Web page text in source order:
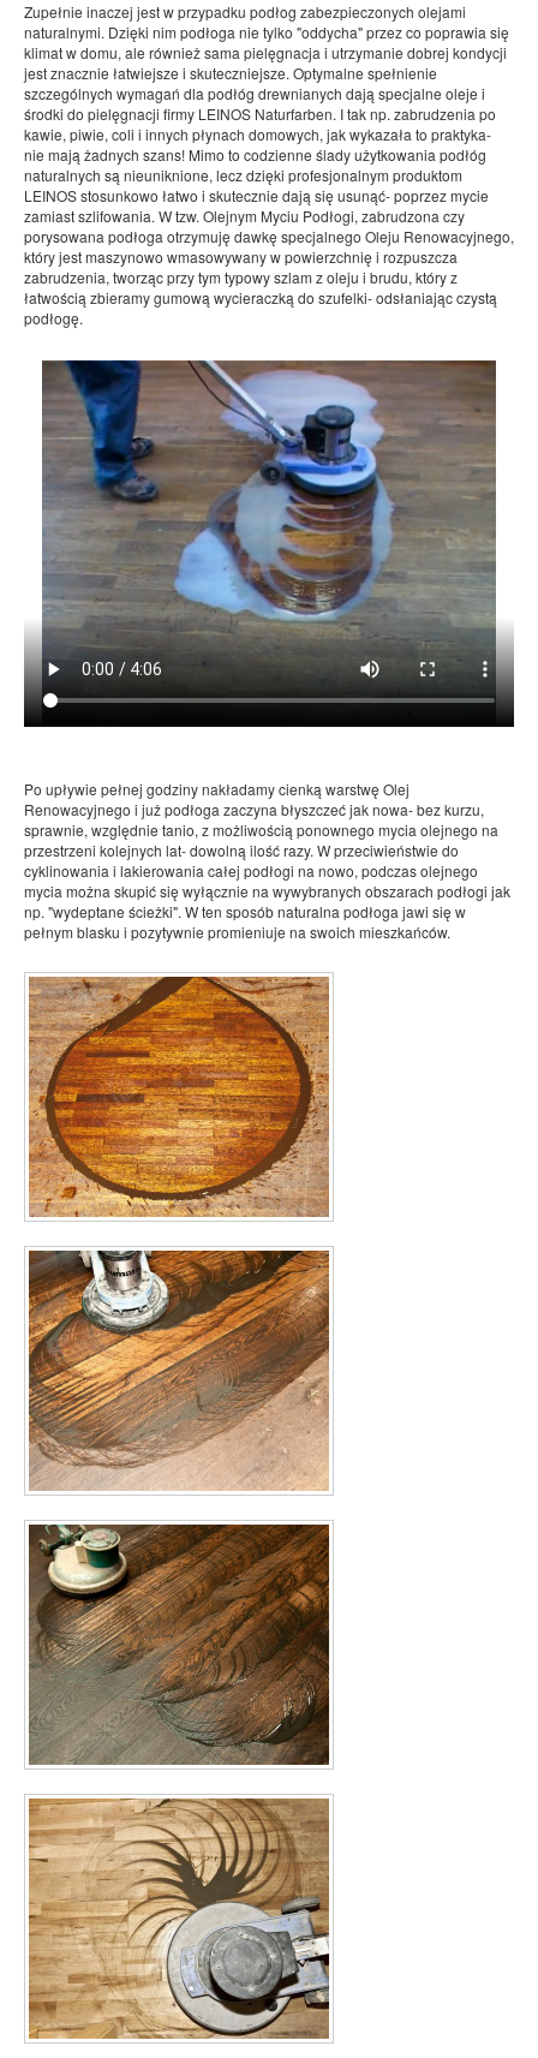
Zupełnie inaczej jest w przypadku podłog zabezpieczonych olejami
naturalnymi. Dzięki nim podłoga nie tylko "oddycha" przez co poprawia się
klimat w domu, ale również sama pielęgnacja i utrzymanie dobrej kondycji
jest znacznie łatwiejsze i skuteczniejsze. Optymalne spełnienie
szczególnych wymagań dla podłóg drewnianych dają specjalne oleje i
środki do pielęgnacji firmy LEINOS Naturfarben. I tak np. zabrudzenia po
kawie, piwie, coli i innych płynach domowych, jak wykazała to praktyka-
nie mają żadnych szans! Mimo to codzienne ślady użytkowania podłóg
naturalnych są nieuniknione, lecz dzięki profesjonalnym produktom
LEINOS stosunkowo łatwo i skutecznie dają się usunąć- poprzez mycie
zamiast szlifowania. W tzw. Olejnym Myciu Podłogi, zabrudzona czy
porysowana podłoga otrzymuję dawkę specjalnego Oleju Renowacyjnego,
który jest maszynowo wmasowywany w powierzchnię i rozpuszcza
zabrudzenia, tworząc przy tym typowy szlam z oleju i brudu, który z
łatwością zbieramy gumową wycieraczką do szufelki- odsłaniając czystą
podłogę.
Po upływie pełnej godziny nakładamy cienką warstwę Olej
Renowacyjnego i już podłoga zaczyna błyszczeć jak nowa- bez kurzu,
sprawnie, względnie tanio, z możliwością ponownego mycia olejnego na
przestrzeni kolejnych lat- dowolną ilość razy. W przeciwieństwie do
cyklinowania i lakierowania całej podłogi na nowo, podczas olejnego
mycia można skupić się wyłącznie na wywybranych obszarach podłogi jak
np. "wydeptane ścieżki". W ten sposób naturalna podłoga jawi się w
pełnym blasku i pozytywnie promieniuje na swoich mieszkańców.